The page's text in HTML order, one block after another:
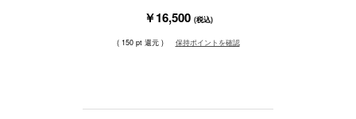
￥16,500 (税込)
( 150 pt 還元 ) 保持ポイントを確認